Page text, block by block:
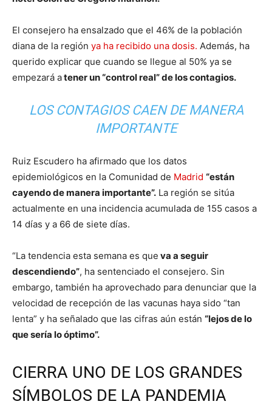
El consejero ha ensalzado que el 46% de la población
diana de la región ya ha recibido una dosis. Además, ha
querido explicar que cuando se llegue al 50% ya se
empezará atener un “control real” de los contagios.
LOS CONTAGIOS CAEN DE MANERA
IMPORTANTE
Ruiz Escudero ha afirmado que los datos
epidemiológicos en la Comunidad de Madrid “están
cayendo de manera importante”. La región se sitúa
actualmente en una incidencia acumulada de 155 casos a
14 días y a 66 de siete días.
“La tendencia esta semana es que va a seguir
descendiendo”, ha sentenciado el consejero. Sin
embargo, también ha aprovechado para denunciar que la
velocidad de recepción de las vacunas haya sido “tan
lenta” y ha señalado que las cifras aún están “lejos de lo
que sería lo óptimo”.
CIERRA UNO DE LOS GRANDES
SÍMBOLOS DE LA PANDEMIA